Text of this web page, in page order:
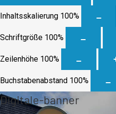
Inhaltsskalierung 100%
Schriftgröße 100%
Zeilenhöhe 100%
Buchstabenabstand 100%
Digitale-banner